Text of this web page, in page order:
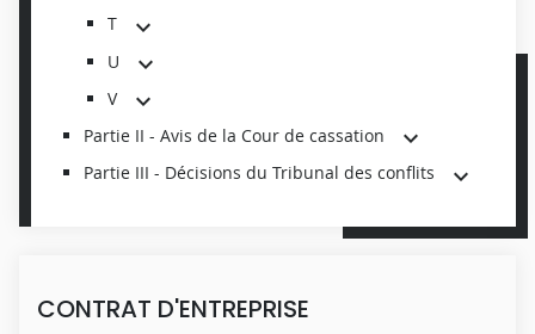
T
U
V
Partie II - Avis de la Cour de cassation
Partie III - Décisions du Tribunal des conflits
CONTRAT D'ENTREPRISE